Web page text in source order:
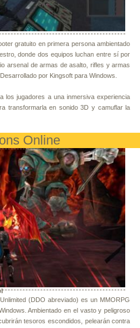
gratuito en primera persona ambientado
donde dos equipos luchan entre sí por
arsenal de armas de asalto, rifles y armas
por Kingsoft para Windows.
los jugadores a una inmersiva experiencia
transformarla en sonido 3D y camuflar la
Online
(DDO abreviado) es un MMORPG
Ambientado en el vasto y peligroso
tesoros escondidos, pelearán contra